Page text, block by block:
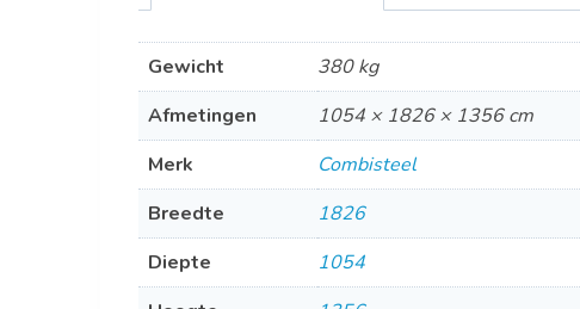
Gewicht
380 kg
Afmetingen
1054 × 1826 × 1356 cm
Merk
Combisteel
Breedte
1826
Diepte
1054